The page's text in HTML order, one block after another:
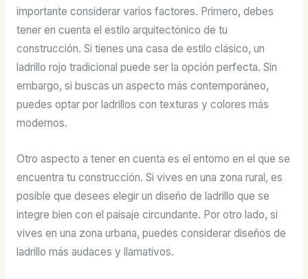
importante considerar varios factores. Primero, debes
tener en cuenta el estilo arquitectónico de tu
construcción. Si tienes una casa de estilo clásico, un
ladrillo rojo tradicional puede ser la opción perfecta. Sin
embargo, si buscas un aspecto más contemporáneo,
puedes optar por ladrillos con texturas y colores más
modernos.
Otro aspecto a tener en cuenta es el entorno en el que se
encuentra tu construcción. Si vives en una zona rural, es
posible que desees elegir un diseño de ladrillo que se
integre bien con el paisaje circundante. Por otro lado, si
vives en una zona urbana, puedes considerar diseños de
ladrillo más audaces y llamativos.